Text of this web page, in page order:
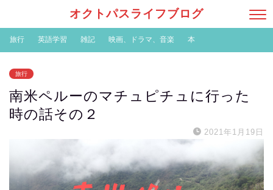
オクトパスライフブログ
旅行 英語学習 雑記 映画、ドラマ、音楽 本
旅行
南米ペルーのマチュピチュに行った
時の話その２
2021年1月19日